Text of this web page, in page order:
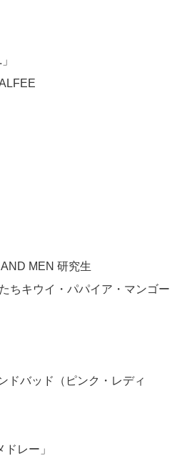
MEN 研究生
ちキウイ・パパイア・マンゴー
バッド（ピンク・レディ
レー」